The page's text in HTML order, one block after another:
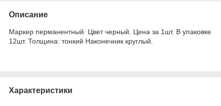
Описание
Маркер перманентный. Цвет черный. Цена за 1шт. В упаковке
12шт. Толщина: тонкий Наконечник круглый.
Характеристики